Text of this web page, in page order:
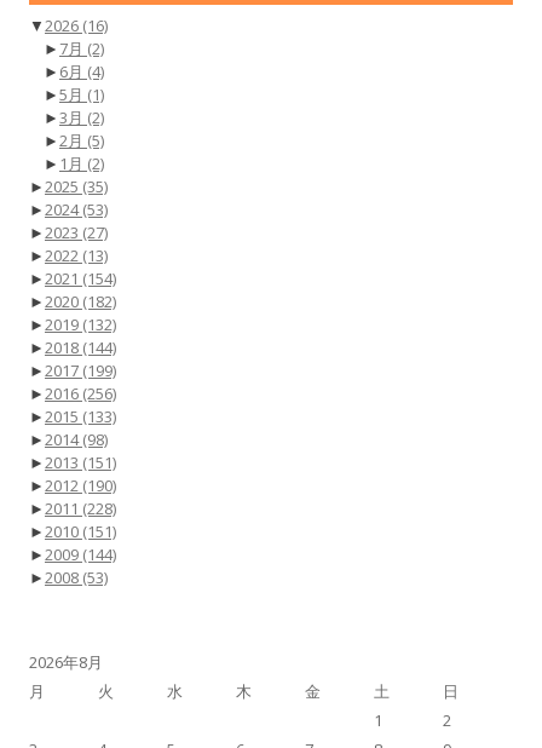
▼2026 (16)
► 7月 (2)
► 6月 (4)
►5月 (1)
►3月 (2)
►2月 (5)
► 1月 (2)
►2025 (35)
►2024(53)
►2023 (27)
►2022 (13)
►2021 (154)
►2020 (182)
►2019 (132)
►2018 (144)
►2017 (199)
►2016 (256)
►2015 (133)
►2014(98)
►2013 (151)
►2012 (190)
►2011 (228)
►2010 (151)
►2009 (144)
►2008 (53)
2026年8月
月
火 水 木 金 土
日
1
2